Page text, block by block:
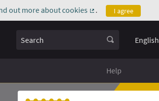
out more about cookies
(External link)
. I agree
Search English
Help